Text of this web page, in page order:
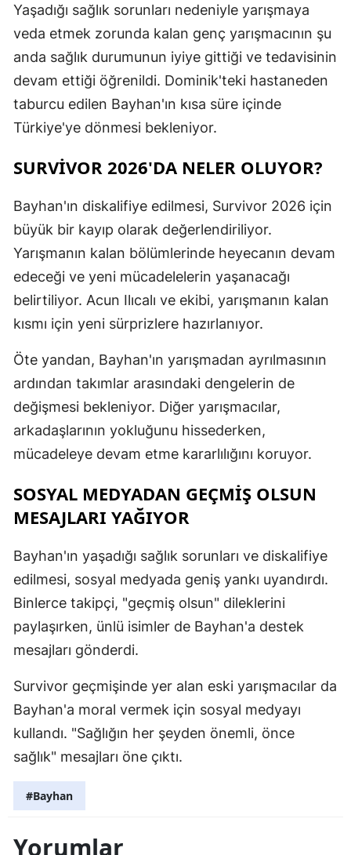
Yaşadığı sağlık sorunları nedeniyle yarışmaya
veda etmek zorunda kalan genç yarışmacının şu
anda sağlık durumunun iyiye gittiği ve tedavisinin
devam ettiği öğrenildi. Dominik'teki hastaneden
taburcu edilen Bayhan'ın kısa süre içinde
Türkiye'ye dönmesi bekleniyor.
SURVIVOR 2026'DA NELER OLUYOR?
Bayhan'ın diskalifiye edilmesi, Survivor 2026 için
büyük bir kayıp olarak değerlendiriliyor.
Yarışmanın kalan bölümlerinde heyecanın devam
edeceği ve yeni mücadelelerin yaşanacağı
belirtiliyor. Acun Ilıcalı ve ekibi, yarışmanın kalan
kısmı için yeni sürprizlere hazırlanıyor.
Öte yandan, Bayhan'ın yarışmadan ayrılmasının
ardından takımlar arasındaki dengelerin de
değişmesi bekleniyor. Diğer yarışmacılar,
arkadaşlarının yokluğunu hissederken,
mücadeleye devam etme kararlılığını koruyor.
SOSYAL MEDYADAN GEÇMIŞ OLSUN
MESAJLARI YAĞIYOR
Bayhan'ın yaşadığı sağlık sorunları ve diskalifiye
edilmesi, sosyal medyada geniş yankı uyandırdı.
Binlerce takipçi, "geçmiş olsun" dileklerini
paylaşırken, ünlü isimler de Bayhan'a destek
mesajları gönderdi.
Survivor geçmişinde yer alan eski yarışmacılar da
Bayhan'a moral vermek için sosyal medyayı
kullandı. "Sağlığın her şeyden önemli, önce
sağlık" mesajları öne çıktı.
#Bayhan
Yorumlar